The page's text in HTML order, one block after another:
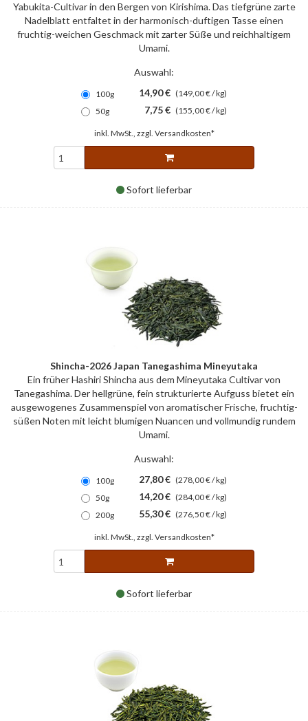
Yabukita-Cultivar in den Bergen von Kirishima. Das tiefgrüne zarte
Nadelblatt entfaltet in der harmonisch-duftigen Tasse einen
fruchtig-weichen Geschmack mit zarter Süße und reichhaltigem
Umami.
Auswahl:
100g 14,90 € (149,00 € / kg)
50g
7,75 € (155,00 € / kg)
inkl. MwSt., zzgl. Versandkosten*
Sofort lieferbar
Shincha-2026 Japan Tanegashima Mineyutaka
Ein früher Hashiri Shincha aus dem Mineyutaka Cultivar von
Tanegashima. Der hellgrüne, fein strukturierte Aufguss bietet ein
ausgewogenes Zusammenspiel von aromatischer Frische, fruchtig-
süßen Noten mit leicht blumigen Nuancen und vollmundig rundem
Umami.
Auswahl:
100g 27,80 € (278,00 € / kg)
50g
14,20 € (284,00 € / kg)
200g
55,30 € (276,50 € / kg)
inkl. MwSt., zzgl. Versandkosten*
Sofort lieferbar